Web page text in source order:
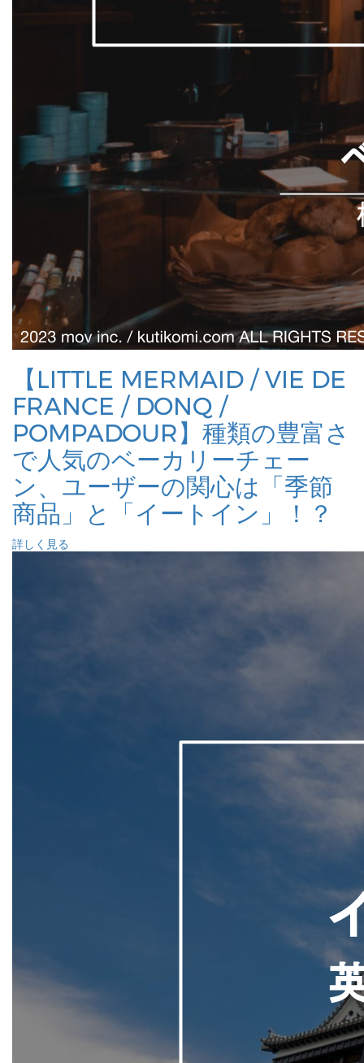
【LITTLE MERMAID / VIE DE
FRANCE / DONQ /
POMPADOUR】種類の豊富さ
で人気のベーカリーチェー
ン、ユーザーの関心は「季節
商品」と「イートイン」！？
詳しく見る